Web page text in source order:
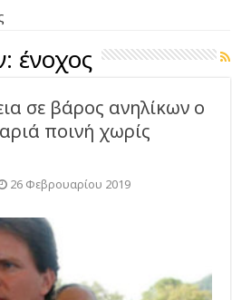
ένοχος
σε βάρος ανηλίκων ο
ποινή χωρίς
26 Φεβρουαρίου 2019